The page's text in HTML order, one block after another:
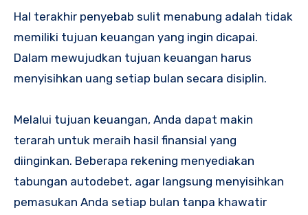
Hal terakhir penyebab sulit menabung adalah tidak
memiliki tujuan keuangan yang ingin dicapai.
Dalam mewujudkan tujuan keuangan harus
menyisihkan uang setiap bulan secara disiplin.
Melalui tujuan keuangan, Anda dapat makin
terarah untuk meraih hasil finansial yang
diinginkan. Beberapa rekening menyediakan
tabungan autodebet, agar langsung menyisihkan
pemasukan Anda setiap bulan tanpa khawatir